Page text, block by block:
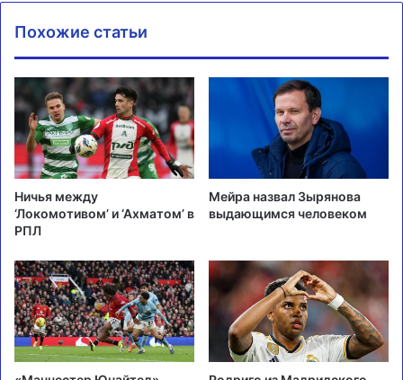
Похожие статьи
Ничья между
‘Локомотивом’ и ‘Ахматом’ в
РПЛ
Мейра назвал Зырянова
выдающимся человеком